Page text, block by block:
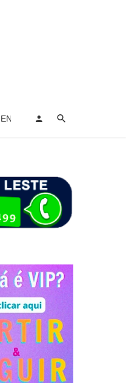
ENTRETENIMENTO, ARTES E